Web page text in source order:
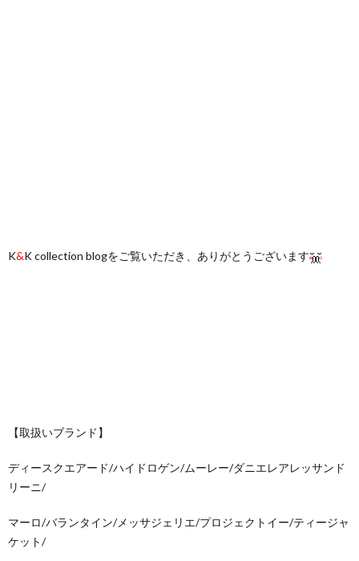
K&K collection blogをご覧いただき、ありがとうございます
【取扱いブランド】
ディースクエアード/ハイドロゲン/ムーレー/ダニエレアレッサンド
リーニ/
マーロ/バランタイン/メッサジェリエ/プロジェクトイー/ティージャ
ケット/